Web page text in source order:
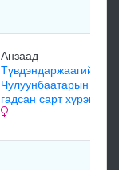
Анзаад
Түвдэндаржаагийн
Чулуунбаатарын
гадсан сарт хүрэгч